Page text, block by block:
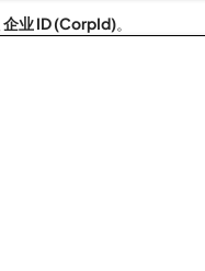
企业 ID (CorpId)